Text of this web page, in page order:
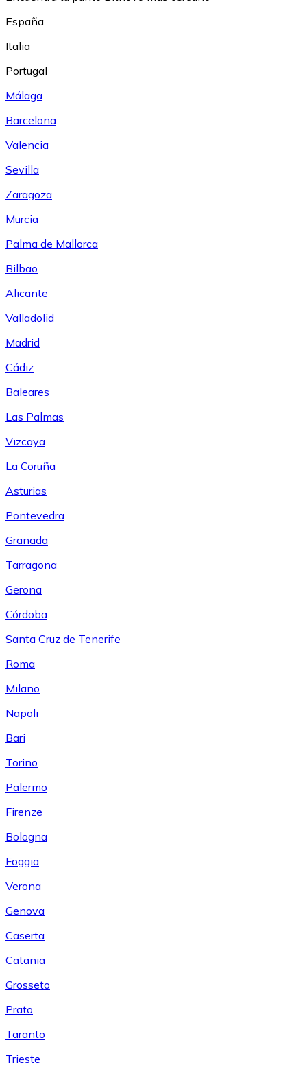
España
Italia
Portugal
Málaga
Barcelona
Valencia
Sevilla
Zaragoza
Murcia
Palma de Mallorca
Bilbao
Alicante
Valladolid
Madrid
Cádiz
Baleares
Las Palmas
Vizcaya
La Coruña
Asturias
Pontevedra
Granada
Tarragona
Gerona
Córdoba
Santa Cruz de Tenerife
Roma
Milano
Napoli
Bari
Torino
Palermo
Firenze
Bologna
Foggia
Verona
Genova
Caserta
Catania
Grosseto
Prato
Taranto
Trieste